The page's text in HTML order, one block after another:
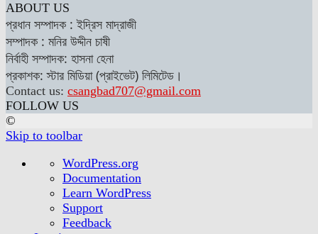
ABOUT US
প্রধান সম্পাদক : ইদ্রিস মাদ্রাজী
সম্পাদক : মনির উদ্দীন চাষী
নির্বাহী সম্পাদক: হাসনা হেনা
প্রকাশক: স্টার মিডিয়া (প্রাইভেট) লিমিটেড।
Contact us: csangbad707@gmail.com
FOLLOW US
©
Skip to toolbar
About
WordPress
WordPress.org
Documentation
Learn WordPress
Support
Feedback